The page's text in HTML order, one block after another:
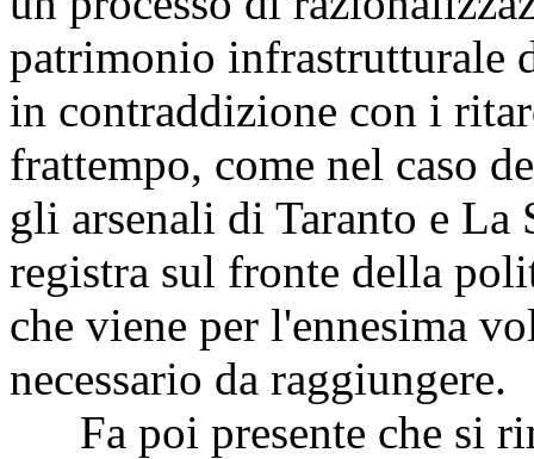
patrimonio infrastrutturale
in contraddizione con i
frattempo, come nel caso
gli arsenali di Taranto e La
registra sul fronte della
che viene per l'ennesima
necessario da raggiungere.
Fa poi presente che si